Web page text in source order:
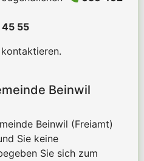
55
Beinwil
Beinwil (Freiamt)
Sie keine
Sie sich zum